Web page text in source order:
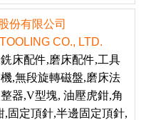
份有限公司
CO., LTD.
床配件,磨床配件,工具
,無段旋轉磁盤,磨床法
器,V型塊, 油壓虎鉗,角
,固定頂針,半邊固定頂針,